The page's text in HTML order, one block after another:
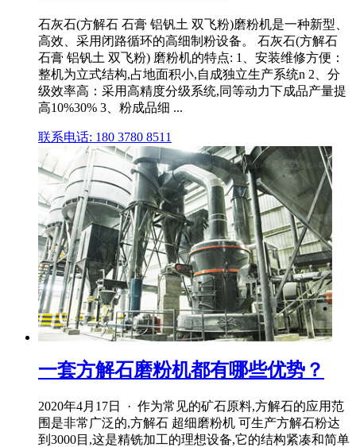
石灰石(方解石 石膏 铝钒土 双飞粉)磨粉机是一种新型、
高效、采用闭路循环的高细制粉设备。 石灰石(方解石
石膏 铝钒土 双飞粉) 磨粉机的特点: 1、安装维修方便：
整机为立式结构,占地面积小,自成独立生产系统n 2、分
级效率高：采用高精度分级系统,同等动力下成品产量提
高10%30% 3、粉成品细 ...
联系电话: 180 3780 8511
一套方解石磨粉机都有哪些优势？
2020年4月17日 · 作为常见的矿石原料,方解石的应用范
围是非常广泛的,方解石 超细磨粉机 可生产方解石粉达
到3000目,这是精铣加工的理想设备,它的结构紧凑和简单